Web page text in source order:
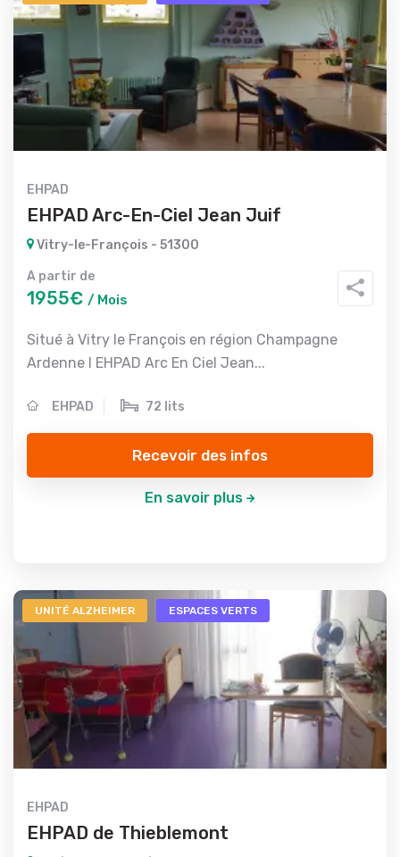
EHPAD
EHPAD Arc-En-Ciel Jean Juif
Vitry-le-François - 51300
A partir de
1955€ / Mois
Situé à Vitry le François en région Champagne
Ardenne l EHPAD Arc En Ciel Jean...
EHPAD 72 lits
Recevoir des infos
En savoir plus
UNITÉ ALZHEIMER ESPACES VERTS
EHPAD
EHPAD de Thieblemont